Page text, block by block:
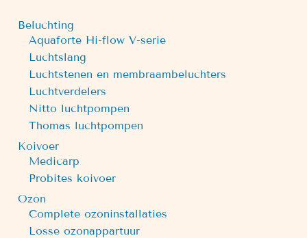
Beluchting
Aquaforte Hi-flow V-serie
Luchtslang
Luchtstenen en membraambeluchters
Luchtverdelers
Nitto luchtpompen
Thomas luchtpompen
Koivoer
Medicarp
Probites koivoer
Ozon
Complete ozoninstallaties
Losse ozonappartuur